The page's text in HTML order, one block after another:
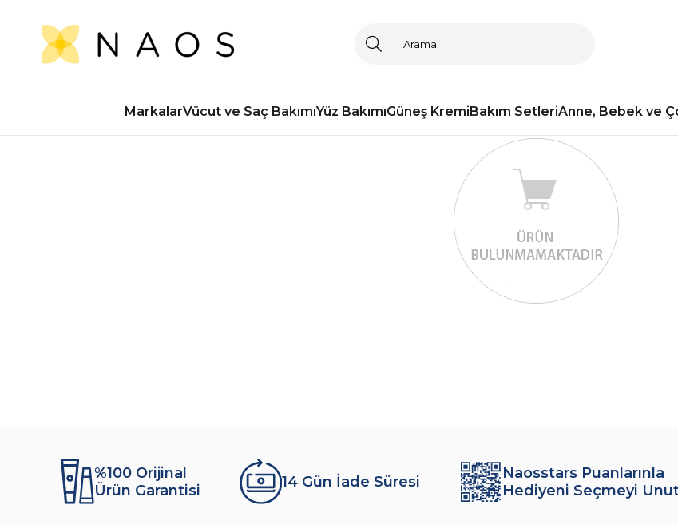
MarkalarVücut ve Saç BakımıYüz BakımıGüneş KremiBakım SetleriAnne, Bebek ve
%100 Orijinal
Ürün Garantisi
14 Gün İade Süresi
Naosstars Puanlarınla
Hediyeni Seçmeyi